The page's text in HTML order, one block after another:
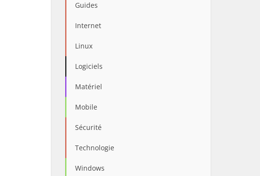
Guides
Internet
Linux
Logiciels
Matériel
Mobile
Sécurité
Technologie
Windows